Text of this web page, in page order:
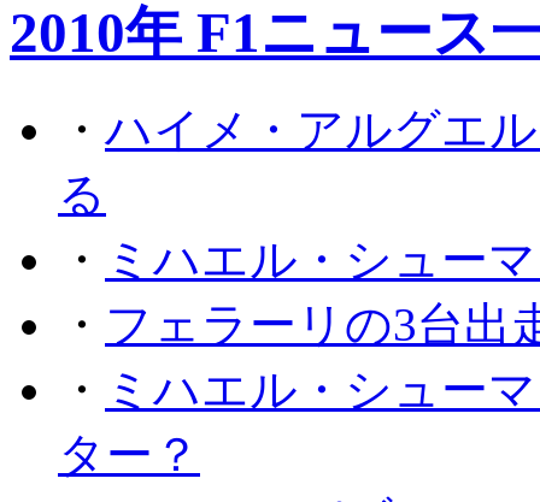
2010年 F1ニュース
・ハイメ・アルグエ
る
・ ミハエル・シュー
・ フェラーリの3台出
・ ミハエル・シュー
ター？